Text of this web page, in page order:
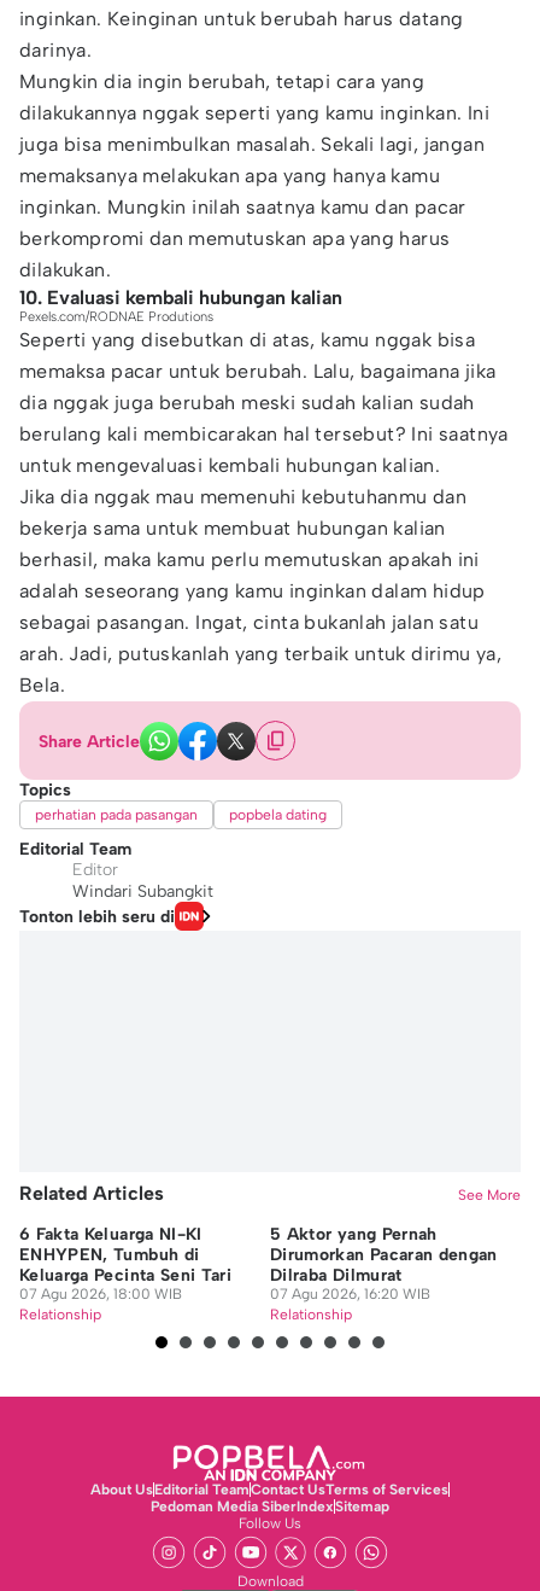
inginkan. Keinginan untuk berubah harus datang
darinya.
Mungkin dia ingin berubah, tetapi cara yang
dilakukannya nggak seperti yang kamu inginkan. Ini
juga bisa menimbulkan masalah. Sekali lagi, jangan
memaksanya melakukan apa yang hanya kamu
inginkan. Mungkin inilah saatnya kamu dan pacar
berkompromi dan memutuskan apa yang harus
dilakukan.
10. Evaluasi kembali hubungan kalian
Pexels.com/RODNAE Produtions
Seperti yang disebutkan di atas, kamu nggak bisa
memaksa pacar untuk berubah. Lalu, bagaimana jika
dia nggak juga berubah meski sudah kalian sudah
berulang kali membicarakan hal tersebut? Ini saatnya
untuk mengevaluasi kembali hubungan kalian.
Jika dia nggak mau memenuhi kebutuhanmu dan
bekerja sama untuk membuat hubungan kalian
berhasil, maka kamu perlu memutuskan apakah ini
adalah seseorang yang kamu inginkan dalam hidup
sebagai pasangan. Ingat, cinta bukanlah jalan satu
arah. Jadi, putuskanlah yang terbaik untuk dirimu ya,
Bela.
Share Article
Topics
perhatian pada pasangan popbela dating
Editorial Team
Editor
Windari Subangkit
Tonton lebih seru di
Related Articles See More
6 Fakta Keluarga NI-KI
ENHYPEN, Tumbuh di
Keluarga Pecinta Seni Tari
07 Agu 2026, 18:00 WIB
Relationship
5 Aktor yang Pernah
Dirumorkan Pacaran dengan
Dilraba Dilmurat
07 Agu 2026, 16:20 WIB
Relationship
About UsEditorial TeamContact UsTerms of Services
Pedoman Media SiberIndexSitemap
Follow Us
Download